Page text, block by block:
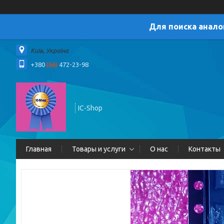
Для поиска
Київ, Україна
+380 (66) 472-23-98
IC-Shop
Главная Товары и услуги О нас Контакты